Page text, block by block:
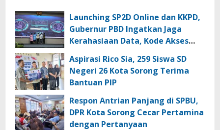
Launching SP2D Online dan KKPD,
Gubernur PBD Ingatkan Jaga
Kerahasiaan Data, Kode Akses
Aspirasi Rico Sia, 259 Siswa SD
Negeri 26 Kota Sorong Terima
Bantuan PIP
Respon Antrian Panjang di SPBU,
DPR Kota Sorong Cecar Pertamina
dengan Pertanyaan